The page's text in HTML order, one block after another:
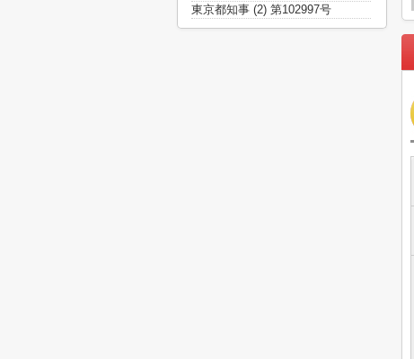
東京都知事 (2) 第102997号